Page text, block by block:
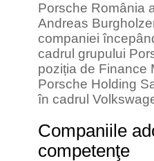
Porsche România
Andreas
companiei
cadrul grupului
poziția de Finance
Porsche Holding
în cadrul
Companiile
competenţe